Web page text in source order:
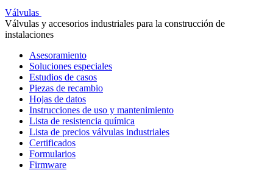
Válvulas
Válvulas y accesorios industriales para la construcción de
instalaciones
Asesoramiento
Soluciones especiales
Estudios de casos
Piezas de recambio
Hojas de datos
Instrucciones de uso y mantenimiento
Lista de resistencia química
Lista de precios válvulas industriales
Certificados
Formularios
Firmware